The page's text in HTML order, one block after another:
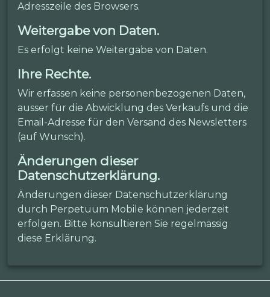
Adresszeile des Browsers.
Weitergabe von Daten.
Es erfolgt keine Weitergabe von Daten.
Ihre Rechte.
Wir erfassen keine personenbezogenen Daten,
ausser für die Abwicklung des Verkaufs und die
Email-Adresse für den Versand des Newsletters
(auf Wunsch).
Änderungen dieser
Datenschutzerklärung.
Änderungen dieser Datenschutzerklärung
durch Perpetuum Mobile können jederzeit
erfolgen. Bitte konsultieren Sie regelmässig
diese Erklärung.